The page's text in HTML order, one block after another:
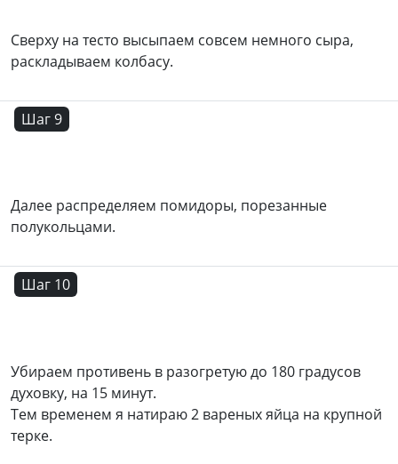
Сверху на тесто высыпаем совсем немного сыра,
раскладываем колбасу.
Шаг 9
Далее распределяем помидоры, порезанные
полукольцами.
Шаг 10
Убираем противень в разогретую до 180 градусов
духовку, на 15 минут.
Тем временем я натираю 2 вареных яйца на крупной
терке.